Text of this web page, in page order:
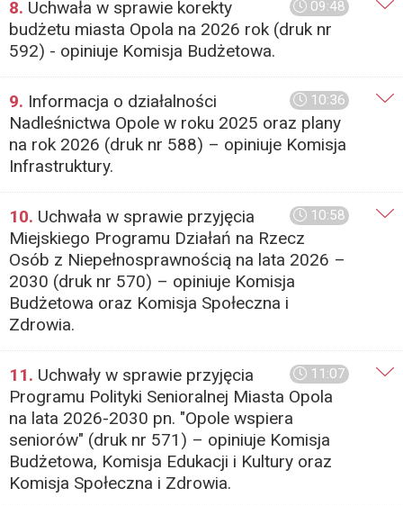
09:48
8. Uchwała w sprawie korekty
budżetu miasta Opola na 2026 rok (druk nr
592) - opiniuje Komisja Budżetowa.
10:36
9. Informacja o działalności
Nadleśnictwa Opole w roku 2025 oraz plany
na rok 2026 (druk nr 588) – opiniuje Komisja
Infrastruktury.
10:58
10. Uchwała w sprawie przyjęcia
Miejskiego Programu Działań na Rzecz
Osób z Niepełnosprawnością na lata 2026 –
2030 (druk nr 570) – opiniuje Komisja
Budżetowa oraz Komisja Społeczna i
Zdrowia.
11:07
11. Uchwały w sprawie przyjęcia
Programu Polityki Senioralnej Miasta Opola
na lata 2026-2030 pn. "Opole wspiera
seniorów" (druk nr 571) – opiniuje Komisja
Budżetowa, Komisja Edukacji i Kultury oraz
Komisja Społeczna i Zdrowia.